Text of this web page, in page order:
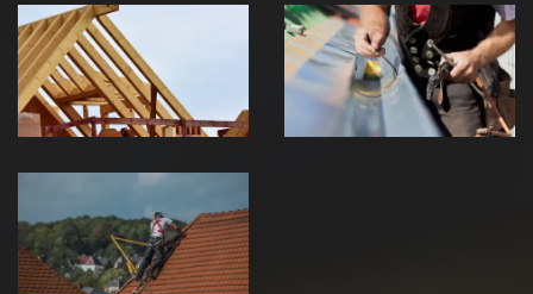
Traitement de
charpente 39
Jura
Travaux de
zinguerie 39
Jura
Urgence fuite
de toiture 39
Jura